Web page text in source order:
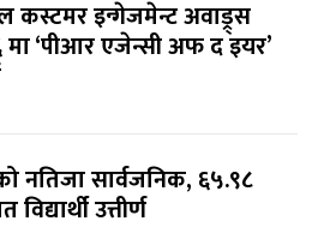
कस्टमर इन्गेजमेन्ट अवाड्र्स
‘पीआर एजेन्सी अफ द इयर’
नतिजा सार्वजनिक, ६५.९८
विद्यार्थी उत्तीर्ण